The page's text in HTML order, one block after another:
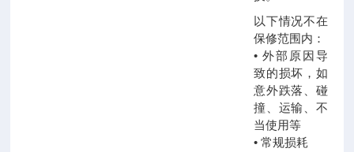
以下情况不在
保修范围内：
• 外部原因导
致的损坏，如
意外跌落、碰
撞、运输、不
当使用等
• 常规损耗